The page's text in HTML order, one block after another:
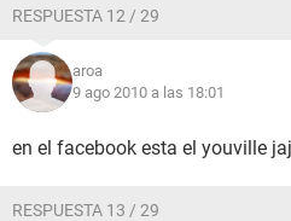
RESPUESTA 12 / 29
aroa
9 ago 2010 a las 18:01
en el facebook esta el youville
RESPUESTA 13 / 29